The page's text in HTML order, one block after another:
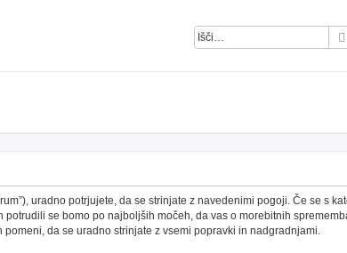
uradno potrjujete, da se strinjate z navedenimi pogoji. Če se s
se bomo po najboljših močeh, da vas o morebitnih
da se uradno strinjate z vsemi popravki in nadgradnjami.